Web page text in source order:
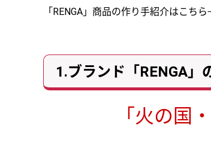
「RENGA」商品の作り手紹介はこち
1.ブランド「RENGA」
「火の国